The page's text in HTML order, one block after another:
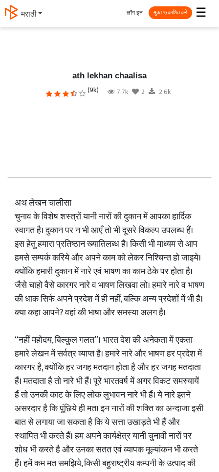
मराठी ☰
लॉग इन मुक्त प्रकाशित करें
ath lekhan chaalisa
(9k) 7.7k 2 2.6k
अथ लेखन चालीसा
चुनाव के विशेष शस्त्रों यानी नारों की दुकान में आपका हार्दिक
स्वागत है। दुकान पर न भी आएँ तो भी दूसरे विकल्प उपलब्ध हैं।
इस हेतु हमारा प्रतिष्ठान ख्यातिलब्ध है। किसी भी माध्यम से आप
हमसे सम्पर्क करिये और अपने काम को लेकर निश्चिन्त हो जाइये।
क्योंकि हमारी दुकान में नारे एवं भाषण का काम ठेके पर होता है।
जैसे चाहो वैसे कारगर नारे व भाषण लिखवा लो। हमारे नारे व भाषण
की धाक सिर्फ अपने प्रदेश में ही नहीं, बल्कि अन्य प्रदेशों में भी है।
क्या कहा आपने? वहां की भाषा और समस्या अलग है।
‘‘नहीं महोदय, बिल्कुल गलत’’। भारत देश की अनेकता में एकता
हमारे लेखन में सर्वत्र व्याप्त है। हमारे नारे और भाषण हर प्रदेश में
कारगर है, क्योंकि हर जगह मतदान होता है और हर जगह मतदाता
हैं। मतदाता है तो नारे भी हैं। पूरे भारतवर्ष में अगर विकट समस्यायें
हैं तो उनकी काट के लिए लोक लुभावन नारे भी हैं। ये नारे इतने
असरदार है कि पूंछिये ही मत। इन नारों की शक्ति का अन्दाजा इसी
बात से लगाया जा सकता है कि ये सत्ता उखाड़ते भी हैं और
स्थापित भी करते हैं। हम अपने कार्यक्षेत्र यानी चुनावी नारों पर
शोध भी करते है और उनका सतत एवं व्यापक मूल्यांकन भी करते
हैं। हमें कम मत समझिये, किसी बहुराष्ट्रीय कम्पनी के उत्पाद की